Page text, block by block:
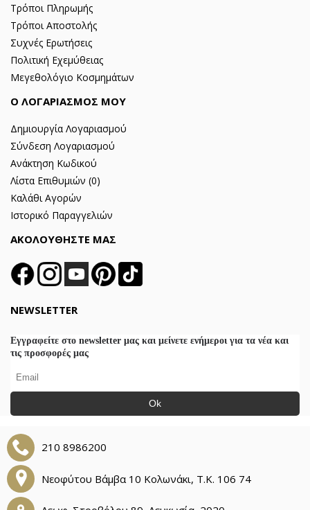
Τρόποι Πληρωμής
Τρόποι Αποστολής
Συχνές Ερωτήσεις
Πολιτική Εχεμύθειας
Μεγεθολόγιο Κοσμημάτων
Ο ΛΟΓΑΡΙΑΣΜΟΣ ΜΟΥ
Δημιουργία Λογαριασμού
Σύνδεση Λογαριασμού
Ανάκτηση Κωδικού
Λίστα Επιθυμιών (0)
Καλάθι Αγορών
Ιστορικό Παραγγελιών
ΑΚΟΛΟΥΘΗΣΤΕ ΜΑΣ
NEWSLETTER
Εγγραφείτε στο newsletter μας και μείνετε ενήμεροι για τα νέα και
τις προσφορές μας
Ok
210 8986200
Νεοφύτου Βάμβα 10 Κολωνάκι, Τ.Κ. 106 74